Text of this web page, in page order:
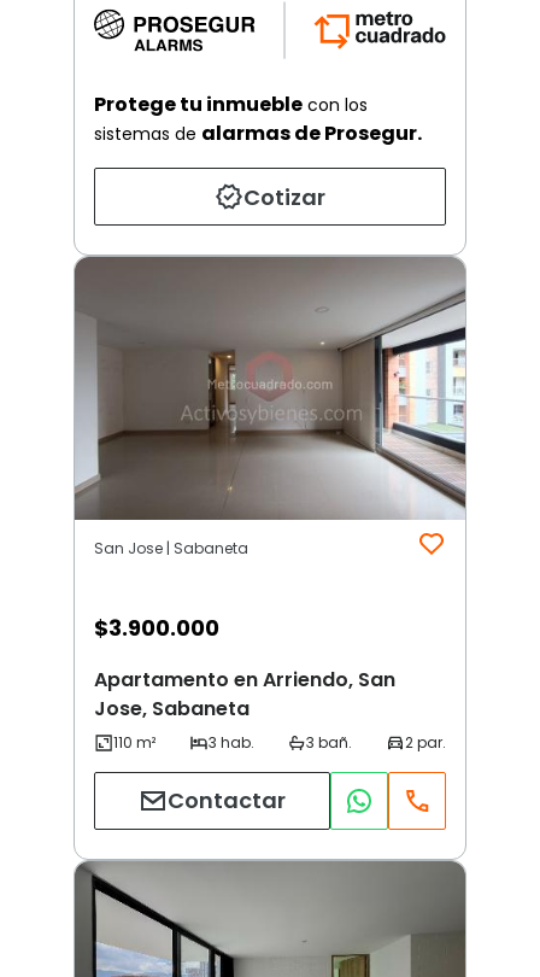
Protege tu inmueble con los
sistemas de alarmas de Prosegur.
Cotizar
San Jose | Sabaneta
$3.900.000
Apartamento en Arriendo, San
Jose, Sabaneta
Contactar